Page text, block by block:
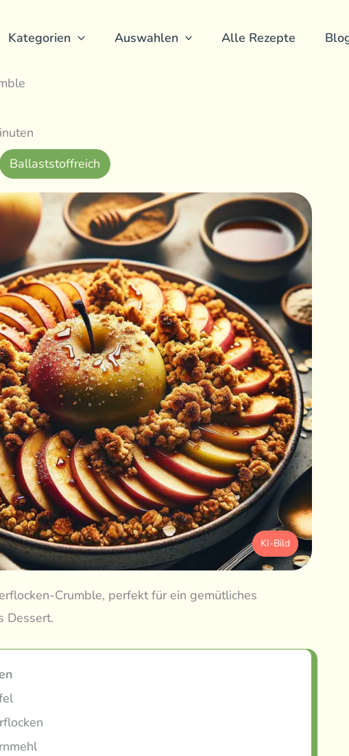
Kategorien Auswahlen Alle Rezepte
Ballaststoffreich
KI-Bild
Crumble, perfekt für ein gemütliches
Dessert.